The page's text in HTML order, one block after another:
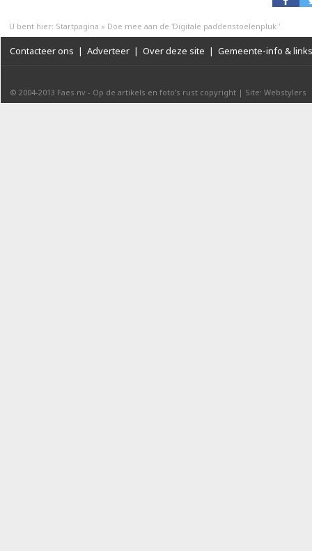
U bent hier: Startpagina » Doe mee aan de 'Digitale paddenstoelenpluk '
Contacteer ons | Adverteer | Over deze site | Gemeente-info & links
© 2004-2013 Faes nv - Op de artikels en foto’s rust copyright | Site: Webstylers